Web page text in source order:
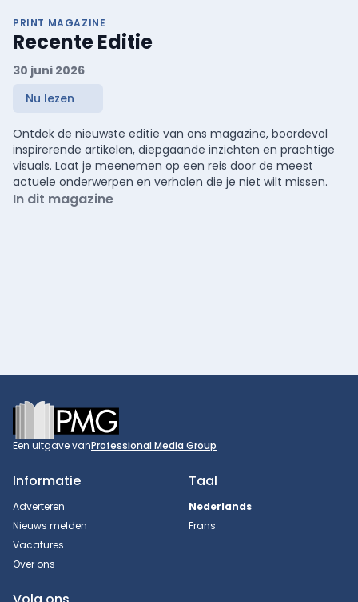
PRINT MAGAZINE
Recente Editie
30 juni 2026
Nu lezen
Ontdek de nieuwste editie van ons magazine, boordevol
inspirerende artikelen, diepgaande inzichten en prachtige
visuals. Laat je meenemen op een reis door de meest
actuele onderwerpen en verhalen die je niet wilt missen.
In dit magazine
Footer
Een uitgave vanProfessional Media Group
Informatie
Adverteren
Nieuws melden
Vacatures
Over ons
Taal
Nederlands
Frans